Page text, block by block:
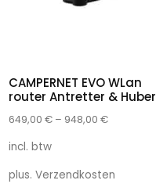
CAMPERNET EVO WLan
router Antretter & Huber
649,00 €– 948,00 €
incl. btw
plus. Verzendkosten